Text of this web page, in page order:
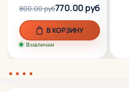
800.00 руб770.00 руб
В наличии
В КОРЗИНУ